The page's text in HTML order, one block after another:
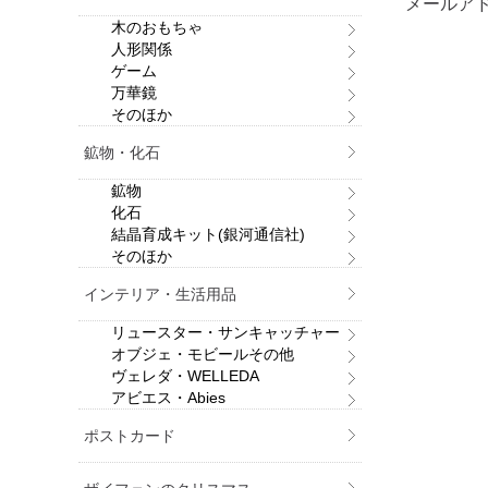
メールア
木のおもちゃ
人形関係
ゲーム
万華鏡
そのほか
鉱物・化石
鉱物
化石
結晶育成キット(銀河通信社)
そのほか
インテリア・生活用品
リュースター・サンキャッチャー
オブジェ・モビールその他
ヴェレダ・WELLEDA
アビエス・Abies
ポストカード